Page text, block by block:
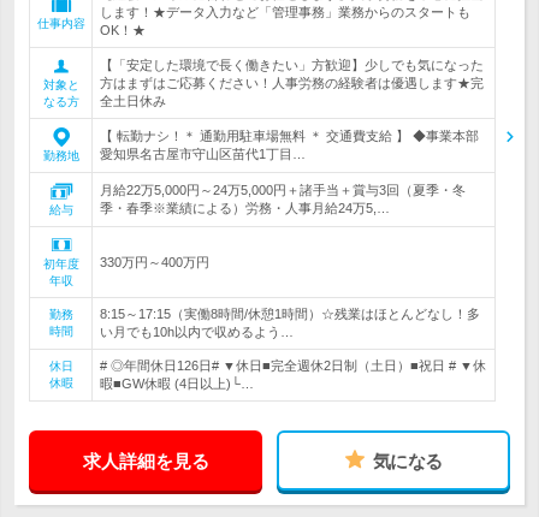
仕事内容
します！★データ入力など「管理事務」業務からのスタートも
OK！★
対象と
なる方
【「安定した環境で長く働きたい」方歓迎】少しでも気になった
方はまずはご応募ください！人事労務の経験者は優遇します★完
全土日休み
勤務地
【 転勤ナシ！＊ 通勤用駐車場無料 ＊ 交通費支給 】 ◆事業本部
愛知県名古屋市守山区苗代1丁目…
給与
月給22万5,000円～24万5,000円＋諸手当＋賞与3回（夏季・冬
季・春季※業績による）労務・人事月給24万5,…
初年度
年収
330万円～400万円
勤務
時間
8:15～17:15（実働8時間/休憩1時間）☆残業はほとんどなし！多
い月でも10h以内で収めるよう…
休日
休暇
# ◎年間休日126日# ▼休日■完全週休2日制（土日）■祝日 # ▼休
暇■GW休暇 (4日以上)└…
求人詳細を見る 気になる